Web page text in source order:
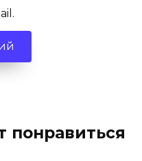
понравиться